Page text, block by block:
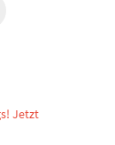
Jetzt